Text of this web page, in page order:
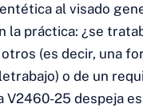
al visado
la práctica: ¿se
(es decir, una
o de un
V2460-25 despeja